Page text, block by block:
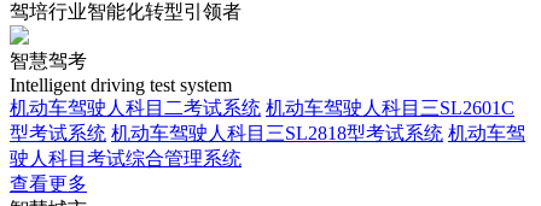
驾培行业智能化转型引领者
智慧驾考
Intelligent driving test system
机动车驾驶人科目二考试系统 机动车驾驶人科目三SL2601C
型考试系统 机动车驾驶人科目三SL2818型考试系统 机动车驾
驶人科目考试综合管理系统
查看更多